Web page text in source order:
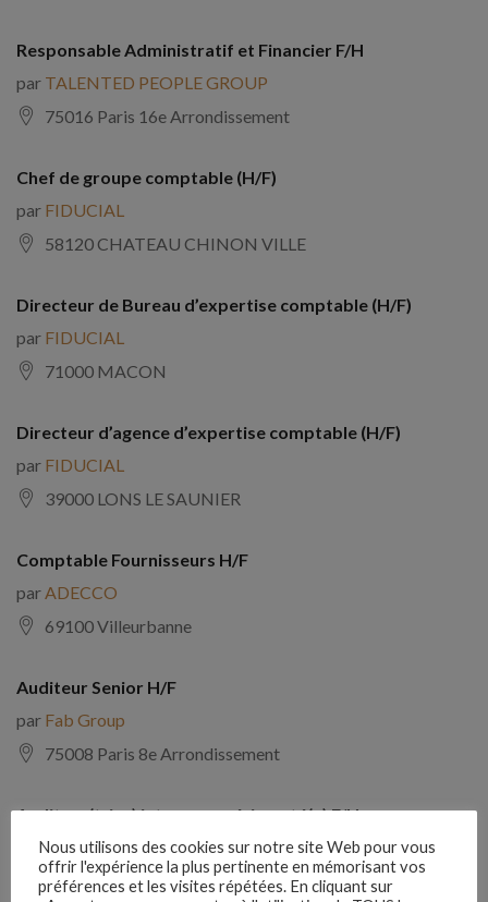
Responsable Administratif et Financier F/H
par TALENTED PEOPLE GROUP
75016 Paris 16e Arrondissement
Chef de groupe comptable (H/F)
par FIDUCIAL
58120 CHATEAU CHINON VILLE
Directeur de Bureau d’expertise comptable (H/F)
par FIDUCIAL
71000 MACON
Directeur d’agence d’expertise comptable (H/F)
par FIDUCIAL
39000 LONS LE SAUNIER
Comptable Fournisseurs H/F
par ADECCO
69100 Villeurbanne
Auditeur Senior H/F
par Fab Group
75008 Paris 8e Arrondissement
Auditeur(trice) interne expérimenté(e) F/H
parComptabilite Emploi
39130 Châtillon
Nous utilisons des cookies sur notre site Web pour vous
offrir l'expérience la plus pertinente en mémorisant vos
préférences et les visites répétées. En cliquant sur